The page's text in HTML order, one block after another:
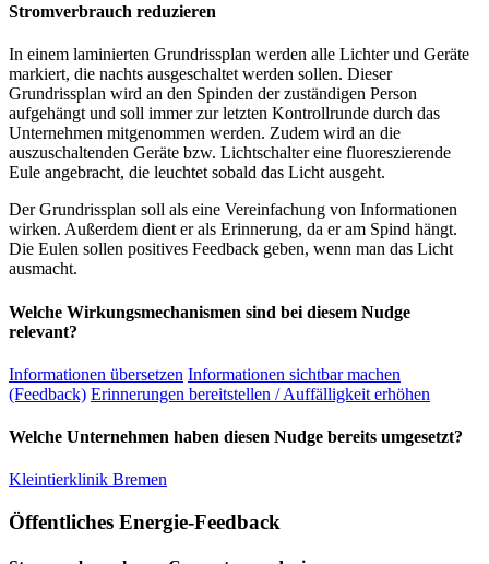
Stromverbrauch reduzieren
In einem laminierten Grundrissplan werden alle Lichter und Geräte
markiert, die nachts ausgeschaltet werden sollen. Dieser
Grundrissplan wird an den Spinden der zuständigen Person
aufgehängt und soll immer zur letzten Kontrollrunde durch das
Unternehmen mitgenommen werden. Zudem wird an die
auszuschaltenden Geräte bzw. Lichtschalter eine fluoreszierende
Eule angebracht, die leuchtet sobald das Licht ausgeht.
Der Grundrissplan soll als eine Vereinfachung von Informationen
wirken. Außerdem dient er als Erinnerung, da er am Spind hängt.
Die Eulen sollen positives Feedback geben, wenn man das Licht
ausmacht.
Welche Wirkungsmechanismen sind bei diesem Nudge
relevant?
Informationen übersetzen Informationen sichtbar machen
(Feedback) Erinnerungen bereitstellen / Auffälligkeit erhöhen
Welche Unternehmen haben diesen Nudge bereits umgesetzt?
Kleintierklinik Bremen
Öffentliches Energie-Feedback